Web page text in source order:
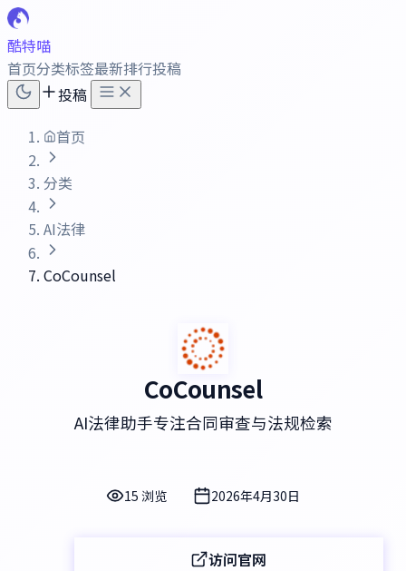
酷特喵
首页分类标签最新排行投稿
投稿
首页
分类
AI法律
CoCounsel
CoCounsel
AI法律助手专注合同审查与法规检索
15 浏览 2026年4月30日
访问官网